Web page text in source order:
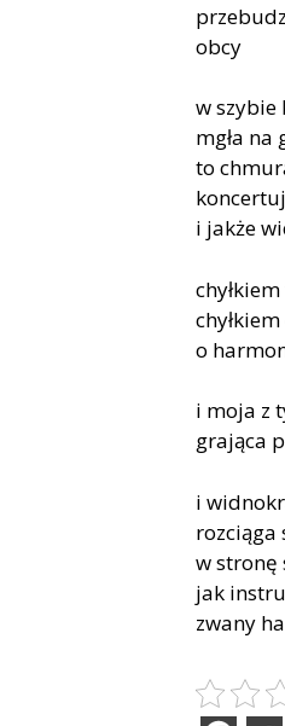
obcy
w
mgła na
to
i jakże
o
i moja z
grająca
i
rozciąga
w stronę
jak
zwany